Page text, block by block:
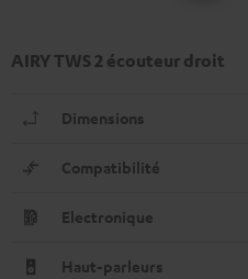
AIRY TWS 2 écouteur droit
Dimensions
Compatibilité
Electronique
Haut-parleurs